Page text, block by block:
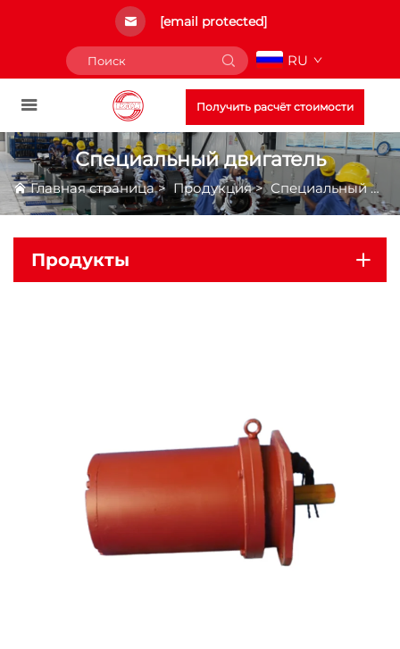
[email protected]
RU
Получить расчёт стоимости
Специальный двигатель
Главная страница>Продукция>Специальный двигатель
Продукты